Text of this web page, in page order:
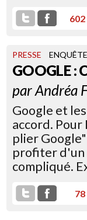
602
PRESSE ENQUÊTE
GOOGLE :
parAndréa
Google et
accord.
plier
profiter d'un
compliqué.
78